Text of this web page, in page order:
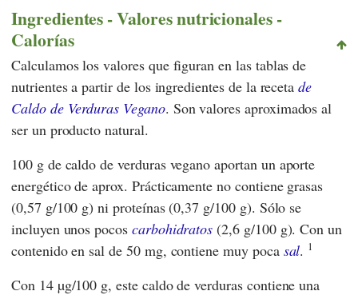
Ingredientes - Valores nutricionales -
Calorías
Calculamos los valores que figuran en las tablas de
nutrientes a partir de los ingredientes de la recetade
Caldo de Verduras Vegano. Son valores aproximados al
ser un producto natural.
100 g de caldo de verduras vegano aportan un aporte
energético de aprox. Prácticamente no contiene grasas
(0,57 g/100 g) ni proteínas (0,37 g/100 g). Sólo se
incluyen unos pocos carbohidratos (2,6 g/100 g). Con un
contenido en sal de 50 mg, contiene muy poca sal. 1
Con 14 µg/100 g, este caldo de verduras contiene una